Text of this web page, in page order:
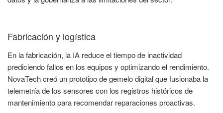
Fabricación y logística
En la fabricación, la IA reduce el tiempo de inactividad
prediciendo fallos en los equipos y optimizando el rendimiento.
NovaTech creó un prototipo de gemelo digital que fusionaba la
telemetría de los sensores con los registros históricos de
mantenimiento para recomendar reparaciones proactivas.